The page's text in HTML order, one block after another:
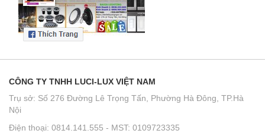
CÔNG TY TNHH LUCI-LUX VIỆT NAM
Trụ sở: Số 276 Đường Lê Trọng Tấn, Phường Hà Đông, TP.Hà
Nội
Điện thoại: 0814.141.555 - MST: 0109723335